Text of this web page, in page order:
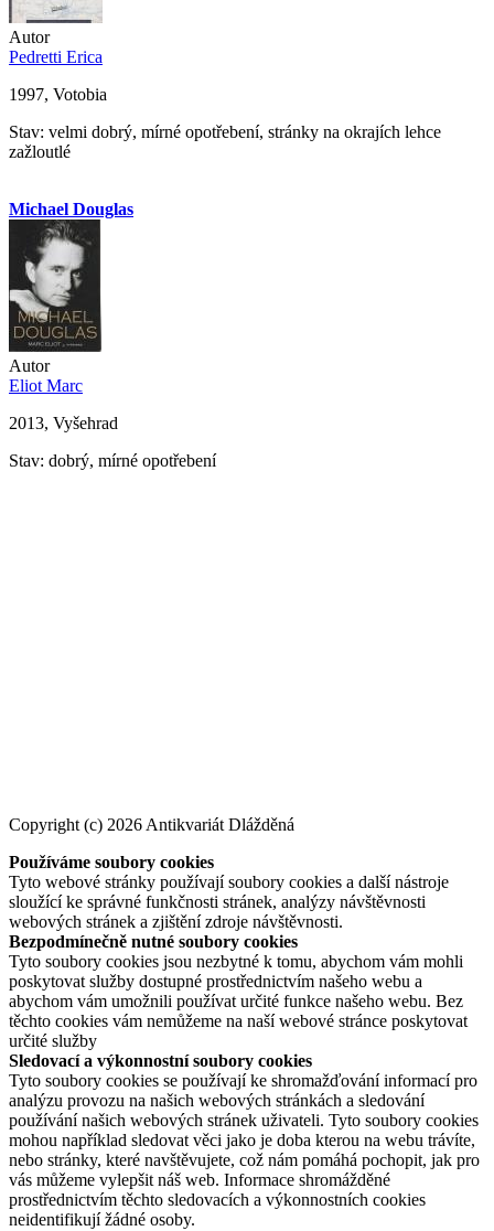
Autor
Pedretti Erica
1997, Votobia
Stav: velmi dobrý, mírné opotřebení, stránky na okrajích lehce
zažloutlé
Michael Douglas
Autor
Eliot Marc
2013, Vyšehrad
Stav: dobrý, mírné opotřebení
Copyright (c) 2026 Antikvariát Dlážděná
Používáme soubory cookies
Tyto webové stránky používají soubory cookies a další nástroje
sloužící ke správné funkčnosti stránek, analýzy návštěvnosti
webových stránek a zjištění zdroje návštěvnosti.
Bezpodmínečně nutné soubory cookies
Tyto soubory cookies jsou nezbytné k tomu, abychom vám mohli
poskytovat služby dostupné prostřednictvím našeho webu a
abychom vám umožnili používat určité funkce našeho webu. Bez
těchto cookies vám nemůžeme na naší webové stránce poskytovat
určité služby
Sledovací a výkonnostní soubory cookies
Tyto soubory cookies se používají ke shromažďování informací pro
analýzu provozu na našich webových stránkách a sledování
používání našich webových stránek uživateli. Tyto soubory cookies
mohou například sledovat věci jako je doba kterou na webu trávíte,
nebo stránky, které navštěvujete, což nám pomáhá pochopit, jak pro
vás můžeme vylepšit náš web. Informace shromážděné
prostřednictvím těchto sledovacích a výkonnostních cookies
neidentifikují žádné osoby.